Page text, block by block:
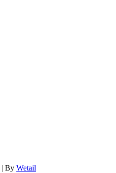
| By Wetail